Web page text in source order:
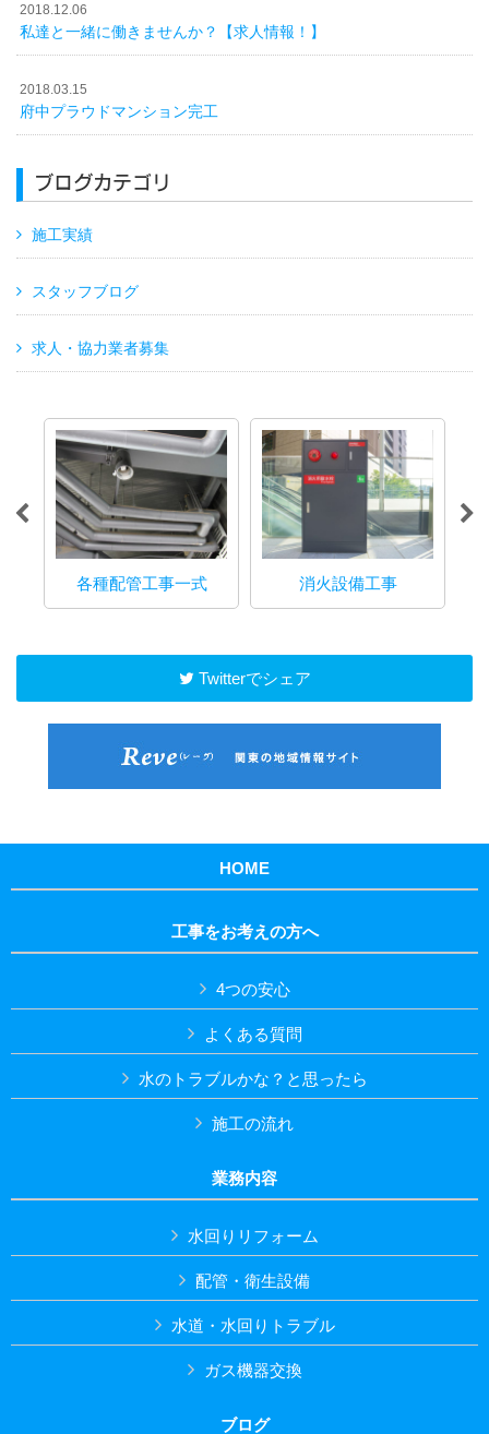
2018.12.06
私達と一緒に働きませんか？【求人情報！】
2018.03.15
府中プラウドマンション完工
ブログカテゴリ
施工実績
スタッフブログ
求人・協力業者募集
各種配管工事一式 消火設備工事
Twitterでシェア
HOME
工事をお考えの方へ
4つの安心
よくある質問
水のトラブルかな？と思ったら
施工の流れ
業務内容
水回りリフォーム
配管・衛生設備
水道・水回りトラブル
ガス機器交換
ブログ